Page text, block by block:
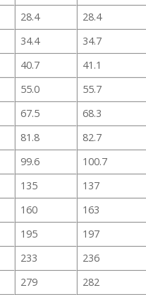
28.4
28.4
34.4
34.7
40.7
41.1
55.0
55.7
67.5
68.3
81.8
82.7
99.6
100.7
135
137
160
163
195
197
233
236
279
282